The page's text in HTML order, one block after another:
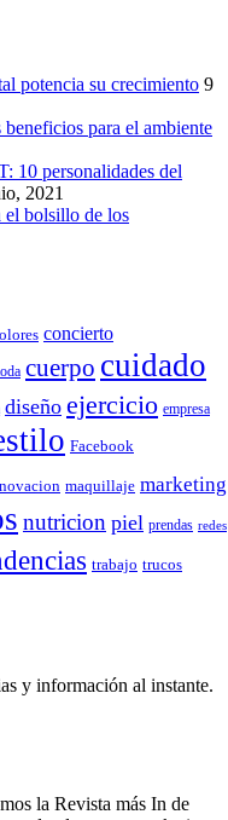
potencia su crecimiento 9
para el ambiente
10 personalidades del
2021
el bolsillo de los
concierto
cuerpo cuidado
diseño ejercicio empresa
Facebook
maquillaje marketing
nutricion piel prendas redes
trabajo trucos
y información al instante.
la Revista más In de